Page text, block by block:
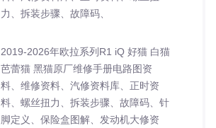
力、拆装步骤、故障码、
2019-2026年欧拉系列R1 iQ 好猫 白猫
芭蕾猫 黑猫原厂维修手册电路图资
料、维修资料、汽修资料库、正时资
料、螺丝扭力、拆装步骤、故障码、针
脚定义、保险盒图解、发动机大修资